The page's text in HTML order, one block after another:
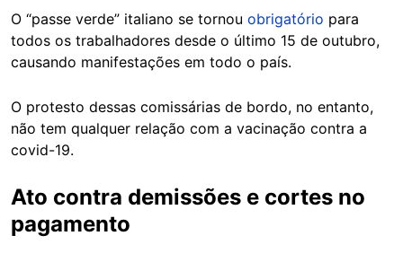
O “passe verde” italiano se tornou obrigatório para
todos os trabalhadores desde o último 15 de outubro,
causando manifestações em todo o país.
O protesto dessas comissárias de bordo, no entanto,
não tem qualquer relação com a vacinação contra a
covid-19.
Ato contra demissões e cortes no
pagamento